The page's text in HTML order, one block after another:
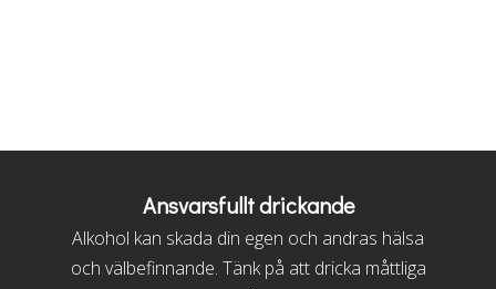
Ansvarsfullt drickande
Alkohol kan skada din egen och andras hälsa
och välbefinnande. Tänk på att dricka måttliga